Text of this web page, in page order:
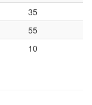
35
55
10